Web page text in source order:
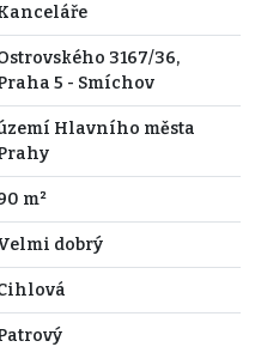
3167/36,
5 - Smíchov
Hlavního města
m²
dobrý